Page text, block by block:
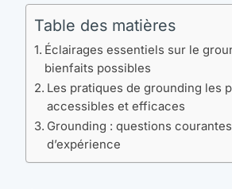
Table des matières
Éclairages essentiels sur le
bienfaits possibles
Les pratiques de grounding les
accessibles et efficaces
Grounding : questions
d’expérience